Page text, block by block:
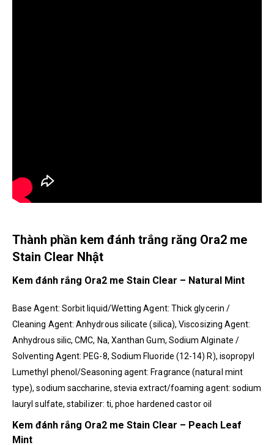
Thành phần kem đánh trắng răng Ora2 me
Stain Clear Nhật
Kem đánh rắng Ora2 me Stain Clear – Natural Mint
Base Agent: Sorbit liquid/Wetting Agent: Thick glycerin /
Cleaning Agent: Anhydrous silicate (silica), Viscosizing Agent:
Anhydrous silic, CMC, Na, Xanthan Gum, Sodium Alginate /
Solventing Agent: PEG-8, Sodium Fluoride (12-14) R), isopropyl
Lumethyl phenol/Seasoning agent: Fragrance (natural mint
type), sodium saccharine, stevia extract/foaming agent: sodium
lauryl sulfate, stabilizer: ti, phoe hardened castor oil
Kem đánh rắng Ora2 me Stain Clear – Peach Leaf
Mint